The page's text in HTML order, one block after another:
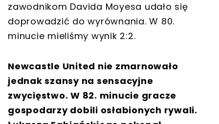
zawodnikom Davida Moyesa udało się
doprowadzić do wyrównania. W 80.
minucie mieliśmy wynik 2:2.
Newcastle United nie zmarnowało
jednak szansy na sensacyjne
zwycięstwo. W 82. minucie gracze
gospodarzy dobili osłabionych rywali.